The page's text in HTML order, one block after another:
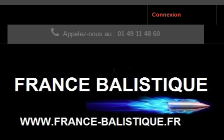
Connexion
Appelez-nous au : 01 49 11 48 60